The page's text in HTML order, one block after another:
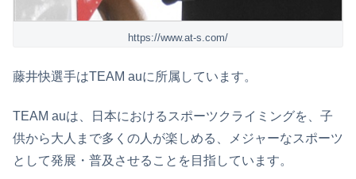
https://www.at-s.com/
藤井快選手はTEAM auに所属しています。
TEAM auは、日本におけるスポーツクライミングを、子
供から大人まで多くの人が楽しめる、メジャーなスポーツ
として発展・普及させることを目指しています。